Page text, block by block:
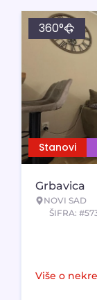
Stanovi
360°
Grbavica
NOVI SAD
ŠIFRA:
Više o